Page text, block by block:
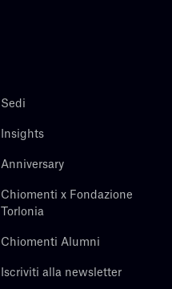
Sedi
Insights
Anniversary
Chiomenti x Fondazione
Torlonia
Chiomenti Alumni
Iscriviti alla newsletter